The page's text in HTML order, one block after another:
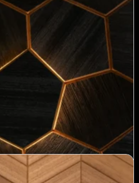
294.00
Vaata rohkem
2 4